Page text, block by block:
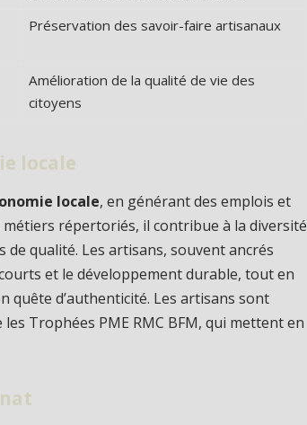
Préservation des savoir-faire artisanaux
Amélioration de la qualité de vie des
citoyens
locale
locale, en générant des emplois et
répertoriés, il contribue à la diversité
qualité. Les artisans, souvent ancrés
et le développement durable, tout en
quête d’authenticité. Les artisans sont
Trophées PME RMC BFM, qui mettent en